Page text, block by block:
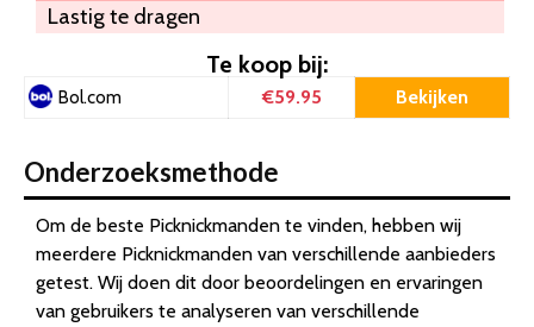
Lastig te dragen
Te koop bij:
Bol.com €59.95 Bekijken
Onderzoeksmethode
Om de beste Picknickmanden te vinden, hebben wij
meerdere Picknickmanden van verschillende aanbieders
getest. Wij doen dit door beoordelingen en ervaringen
van gebruikers te analyseren van verschillende